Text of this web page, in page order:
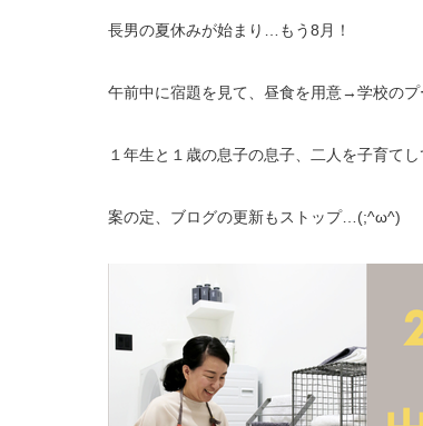
長男の夏休みが始まり…もう8月！
午前中に宿題を見て、昼食を用意→学校のプ
１年生と１歳の息子の息子、二人を子育て
案の定、ブログの更新もストップ…(;^ω^)